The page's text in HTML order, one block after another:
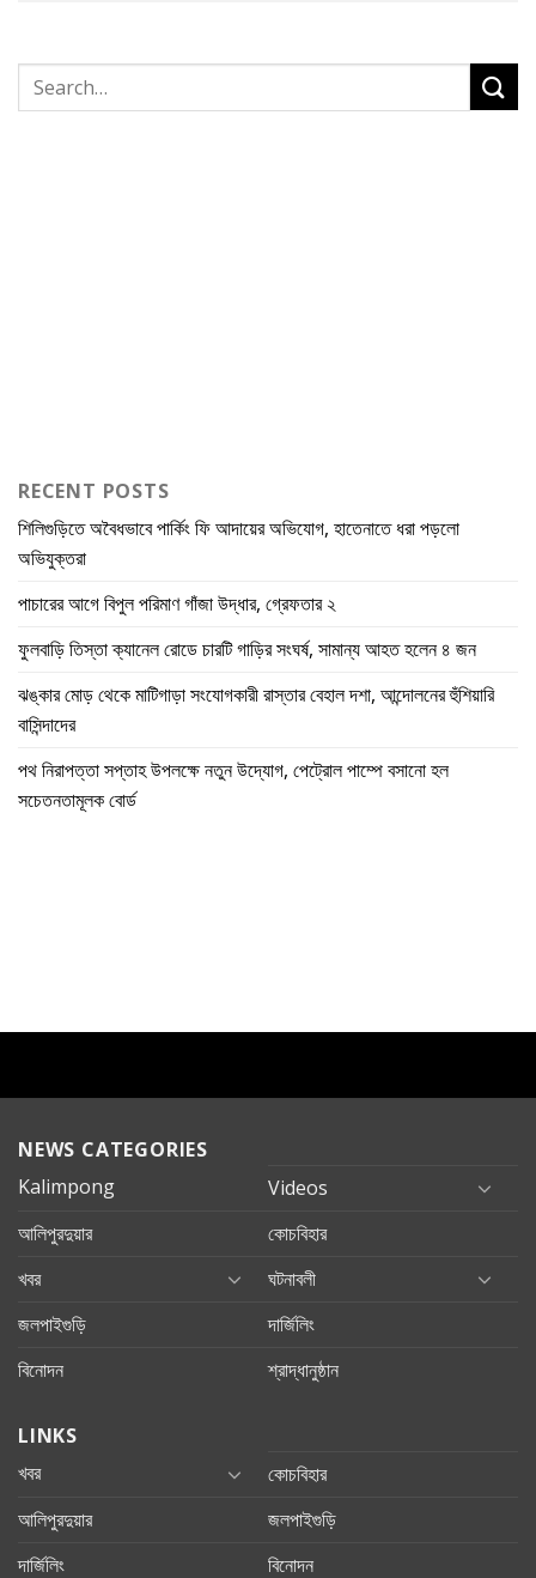
RECENT POSTS
শিলিগুড়িতে অবৈধভাবে পার্কিং ফি আদায়ের অভিযোগ, হাতেনাতে ধরা পড়লো
অভিযুক্তরা
পাচারের আগে বিপুল পরিমাণ গাঁজা উদ্ধার, গ্রেফতার ২
ফুলবাড়ি তিস্তা ক্যানেল রোডে চারটি গাড়ির সংঘর্ষ, সামান্য আহত হলেন ৪ জন
ঝঙ্কার মোড় থেকে মাটিগাড়া সংযোগকারী রাস্তার বেহাল দশা, আন্দোলনের হুঁশিয়ারি
বাসিন্দাদের
পথ নিরাপত্তা সপ্তাহ উপলক্ষে নতুন উদ্যোগ, পেট্রোল পাম্পে বসানো হল
সচেতনতামূলক বোর্ড
NEWS CATEGORIES
Kalimpong
Videos
আলিপুরদুয়ার
কোচবিহার
খবর
ঘটনাবলী
জলপাইগুড়ি
দার্জিলিং
বিনোদন
শ্রাদ্ধানুষ্ঠান
LINKS
খবর
কোচবিহার
আলিপুরদুয়ার
জলপাইগুড়ি
দার্জিলিং
বিনোদন